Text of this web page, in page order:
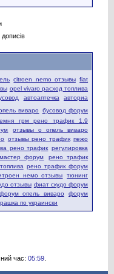
citroen nemo отзывы fiat
opel vivaro расход топлива
автоаптечка авториа
виваро
бусовод форум
грм рено трафик 1.9
отзывы о опель виваро
отзывы рено трафик пежо
рено трафик регулировка
форум
рено трафик
рено трафик форум
немо отзывы
тюнинг
отзывы фиат скудо форум
форум опель виваро
форум
по украински
час:05:59